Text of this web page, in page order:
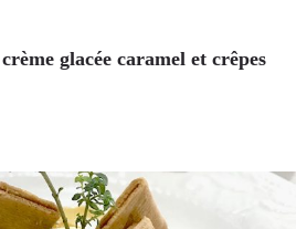
glacée caramel et crêpes